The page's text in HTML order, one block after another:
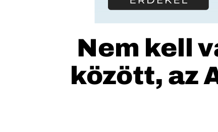
Nem kell
között, az